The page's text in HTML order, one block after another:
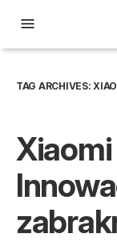
TAG ARCHIVES:
Xiaomi